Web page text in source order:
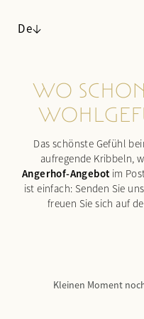
De
ANGERHOF
Philosophie &
Panoramalage
Auszeichnungen
Nachhaltigkeit
Impressionen
WOHNEN
Zimmer & Suiten
Inklusivleistungen
Arrangements
Last minute
Wasserwelt
KULINARIK
WO
Das schönste Gefühl
aufregende Kribbeln,
Angerhof-Angebot im
ist einfach: Senden Sie
freuen Sie sich auf
Kleinen Moment